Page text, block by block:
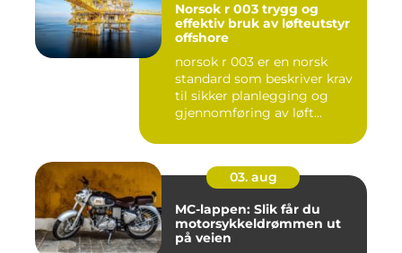
Norsok r 003 trygg og
effektiv bruk av løfteutstyr
offshore
norsok r 003 er en norsk
standard som beskriver krav
til sikker planlegging og
gjennomføring av løft...
03. aug
MC-lappen: Slik får du
motorsykkeldrømmen ut
på veien